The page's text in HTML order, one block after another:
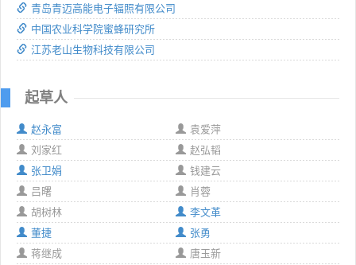
青岛青迈高能电子辐照有限公司
中国农业科学院蜜蜂研究所
江苏老山生物科技有限公司
起草人
赵永富
袁爱萍
刘家红
赵弘韬
张卫娟
钱建云
吕曙
肖蓉
胡树林
李文革
董捷
张勇
蒋继成
唐玉新